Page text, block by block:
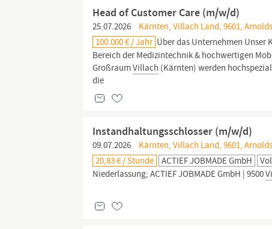
Head of Customer Care (m/w/d)
25.07.2026
Kärnten, Villach Land, 9601,
100.000 € / Jahr Über das Unternehmen
Bereich der Medizintechnik & hochwertigen
GroßraumVillach (Kärnten) werden
die
Instandhaltungsschlosser (m/w/d)
09.07.2026
Kärnten, Villach Land, 9601,
20,83 € / Stunde
ACTIEF JOBMADE GmbH
Niederlassung; ACTIEF JOBMADE GmbH | 9500